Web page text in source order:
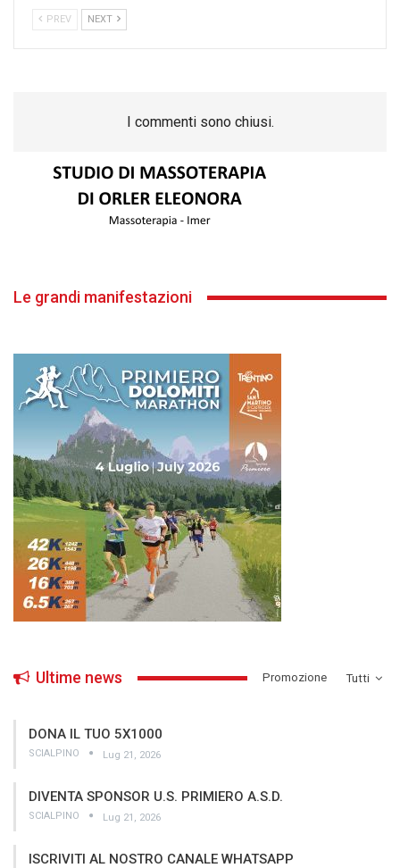
PREV NEXT
I commenti sono chiusi.
Le grandi manifestazioni
Tutti
Ultime news ­Promozione
DONA IL TUO 5X1000
SCIALPINO Lug 21, 2026
DIVENTA SPONSOR U.S. PRIMIERO A.S.D.
SCIALPINO Lug 21, 2026
ISCRIVITI AL NOSTRO CANALE WHATSAPP